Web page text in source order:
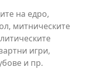
на едро,
митническите
игри,
и пр.